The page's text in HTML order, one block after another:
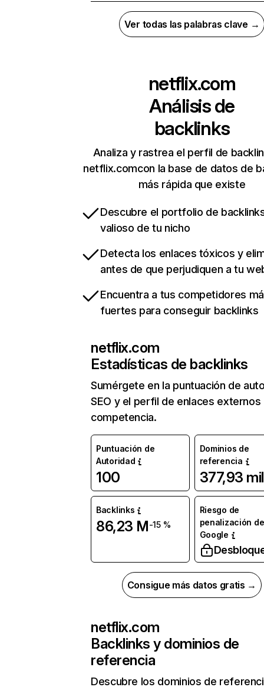
Ver todas las palabras clave →
netflix.com
Análisis de
backlinks
Analiza y rastrea el perfil de
netflix.comcon la base de datos de
más rápida que existe
Descubre el portfolio de
valioso de tu nicho
Detecta los enlaces tóxicos y
antes de que perjudiquen a tu
Encuentra a tus competidores
fuertes para conseguir backlinks
netflix.com
Estadísticas de backlinks
Sumérgete en la puntuación de
SEO y el perfil de enlaces externos
competencia.
Puntuación de
Autoridad
100
Dominios de
referencia
377,93 mil
Backlinks
86,23 M-15 %
Riesgo de
penalización de
Google
Consigue más datos gratis →
netflix.com
Backlinks y dominios de
referencia
Descubre los dominios de